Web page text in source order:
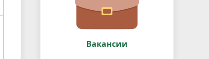
Вакансии